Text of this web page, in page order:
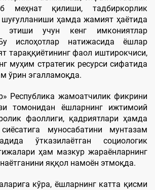
меҳнат қилиши, тадбиркорлик
ҳамда жамият ҳаётида
этиши учун кенг имкониятлар
ислоҳотлар натижасида ёшлар
тараққиётининг фаол иштирокчиси,
муҳим стратегик ресурси сифатида
ўрин эгалламоқда.
Республика жамоатчилик фикрини
томонидан ёшларнинг ижтимоий
фаоллиги, қадриятлари ҳамда
муносабатини мунтазам
ўтказилаётган социологик
ҳам мазкур жараёнларнинг
яққол намоён этмоқда.
кўра, ёшларнинг катта қисми